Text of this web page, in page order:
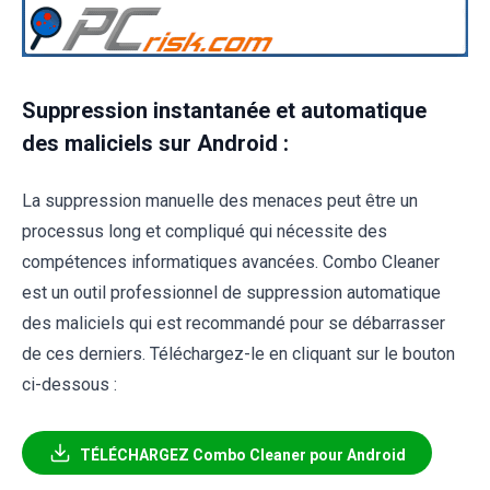
Suppression instantanée et automatique
des maliciels sur Android :
La suppression manuelle des menaces peut être un
processus long et compliqué qui nécessite des
compétences informatiques avancées. Combo Cleaner
est un outil professionnel de suppression automatique
des maliciels qui est recommandé pour se débarrasser
de ces derniers. Téléchargez-le en cliquant sur le bouton
ci-dessous :
TÉLÉCHARGEZ Combo Cleaner pour Android